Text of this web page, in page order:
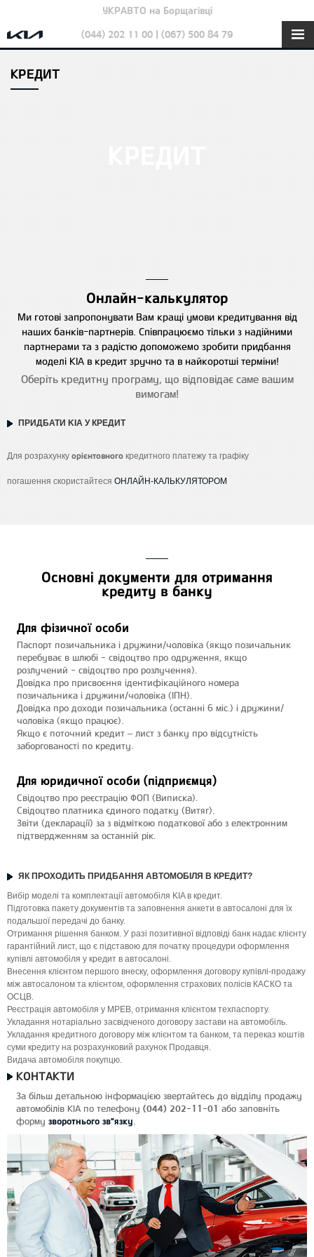
УКРАВТО на Борщагівці
(044) 202 11 00 | (067) 500 84 79
КРЕДИТ
Онлайн-калькулятор
Ми готові запропонувати Вам кращі умови кредитування від
наших банків-партнерів. Співпрацюємо тільки з надійними
партнерами та з радістю допоможемо зробити придбання
моделі KIA в кредит зручно та в найкоротші терміни!
Оберіть кредитну програму, що відповідає саме вашим
вимогам!
ПРИДБАТИ KIA У КРЕДИТ
Для розрахунку орієнтовного кредитного платежу та графіку
погашення скористайтеся ОНЛАЙН-КАЛЬКУЛЯТОРОМ
Основні документи для отримання
кредиту в банку
Для фізичної особи
Паспорт позичальника і дружини/чоловіка (якщо позичальник
перебуває в шлюбі - свідоцтво про одруження, якщо
розлучений - свідоцтво про розлучення).
Довідка про присвоєння ідентифікаційного номера
позичальника і дружини/чоловіка (ІПН).
Довідка про доходи позичальника (останні 6 міс.) і дружини/
чоловіка (якщо працює).
Якщо є поточний кредит – лист з банку про відсутність
заборгованості по кредиту.
Для юридичної особи (підприємця)
Свідоцтво про реєстрацію ФОП (Виписка).
Свідоцтво платника єдиного податку (Витяг).
Звіти (декларації) за з відміткою податкової або з електронним
підтвердженням за останній рік.
ЯК ПРОХОДИТЬ ПРИДБАННЯ АВТОМОБІЛЯ В КРЕДИТ?
Вибір моделі та комплектації автомобіля KIA в кредит.
Підготовка пакету документів та заповнення анкети в автосалоні для їх
подальшої передачі до банку.
Отримання рішення банком. У разі позитивної відповіді банк надає клієнту
гарантійний лист, що є підставою для початку процедури оформлення
купівлі автомобіля у кредит в автосалоні.
Внесення клієнтом першого внеску, оформлення договору купівлі-продажу
між автосалоном та клієнтом, оформлення страхових полісів КАСКО та
ОСЦВ.
Реєстрація автомобіля у МРЕВ, отримання клієнтом техпаспорту.
Укладання нотаріально засвідченого договору застави на автомобіль.
Укладання кредитного договору між клієнтом та банком, та переказ коштів
суми кредиту на розрахунковий рахунок Продавця.
Видача автомобіля покупцю.
КОНТАКТИ
За більш детальною інформацією звертайтесь до відділу продажу
автомобілів KIA по телефону (044) 202-11-01 або заповніть
форму зворотнього зв"язку